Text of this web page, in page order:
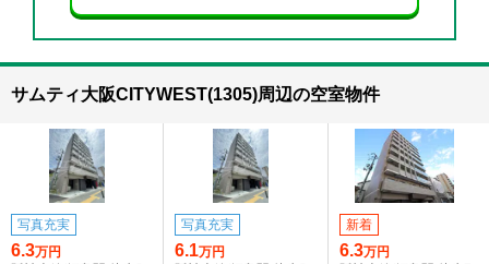
サムティ大阪CITYWEST(1305)周辺の空室物件
写真充実
6.3万円
写真充実
6.1万円
新着
6.3万円